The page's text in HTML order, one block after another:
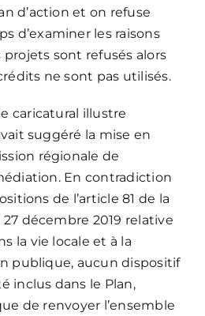
d’action et on refuse
d’examiner les raisons
sont refusés alors
ne sont pas utilisés.
caricatural illustre
suggéré la mise en
régionale de
En contradiction
de l’article 81 de la
27 décembre 2019 relative
la vie locale et à la
publique, aucun dispositif
inclus dans le Plan,
de renvoyer l’ensemble